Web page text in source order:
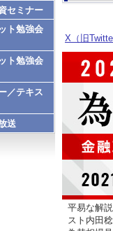
X（旧
平易な解
スト内田
セミナー
ト勉強会
ト勉強会
／テキス
送